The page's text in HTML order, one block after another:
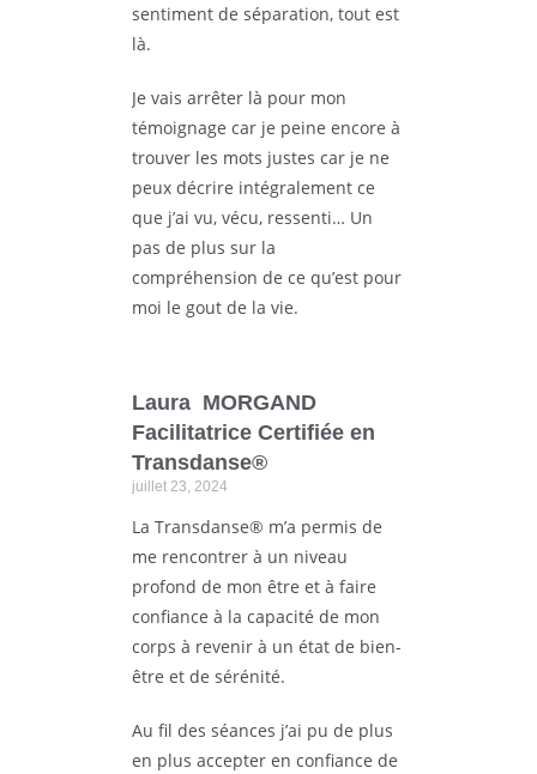
sentiment de séparation, tout est
là.
Je vais arrêter là pour mon
témoignage car je peine encore à
trouver les mots justes car je ne
peux décrire intégralement ce
que j’ai vu, vécu, ressenti… Un
pas de plus sur la
compréhension de ce qu’est pour
moi le gout de la vie.
Laura MORGAND
Facilitatrice Certifiée en
Transdanse®
juillet 23, 2024
La Transdanse® m’a permis de
me rencontrer à un niveau
profond de mon être et à faire
confiance à la capacité de mon
corps à revenir à un état de bien-
être et de sérénité.
Au fil des séances j’ai pu de plus
en plus accepter en confiance de